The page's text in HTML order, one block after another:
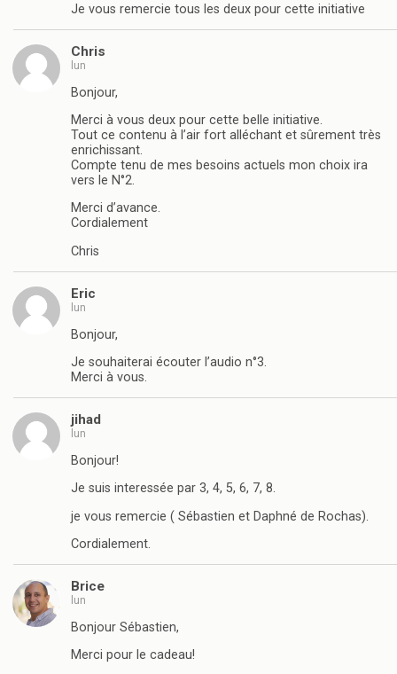
Je vous remercie tous les deux pour cette initiative
Chris
lun
Bonjour,
Merci à vous deux pour cette belle initiative.
Tout ce contenu à l’air fort alléchant et sûrement très
enrichissant.
Compte tenu de mes besoins actuels mon choix ira
vers le N°2.
Merci d’avance.
Cordialement
Chris
Eric
lun
Bonjour,
Je souhaiterai écouter l’audio n°3.
Merci à vous.
jihad
lun
Bonjour!
Je suis interessée par 3, 4, 5, 6, 7, 8.
je vous remercie ( Sébastien et Daphné de Rochas).
Cordialement.
Brice
lun
Bonjour Sébastien,
Merci pour le cadeau!